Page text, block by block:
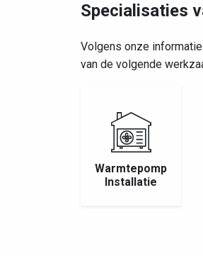
Specialisaties
Volgens onze
van de volgende
Warmtepomp
Installatie